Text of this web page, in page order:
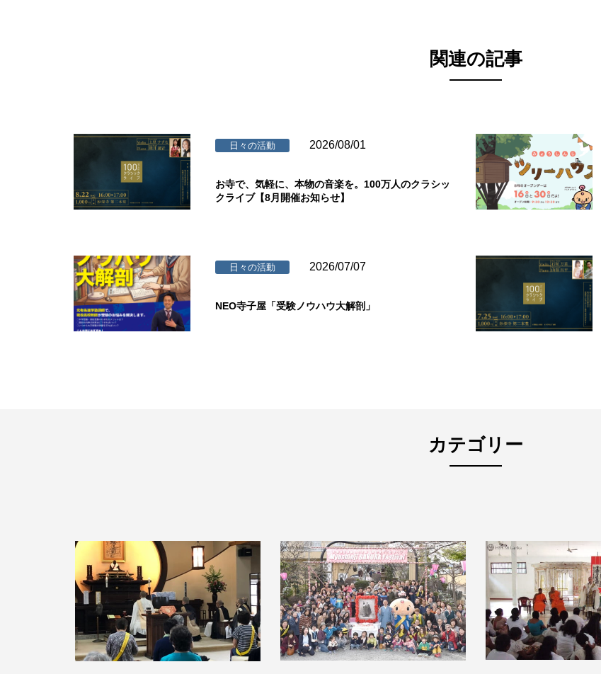
関連の記事
日々の活動 2026/08/01
お寺で、気軽に、本物の音楽を。100万人のクラシッ
クライブ【8月開催お知らせ】
日々の活動 2026/07/07
NEO寺子屋「受験ノウハウ大解剖」
カテゴリー